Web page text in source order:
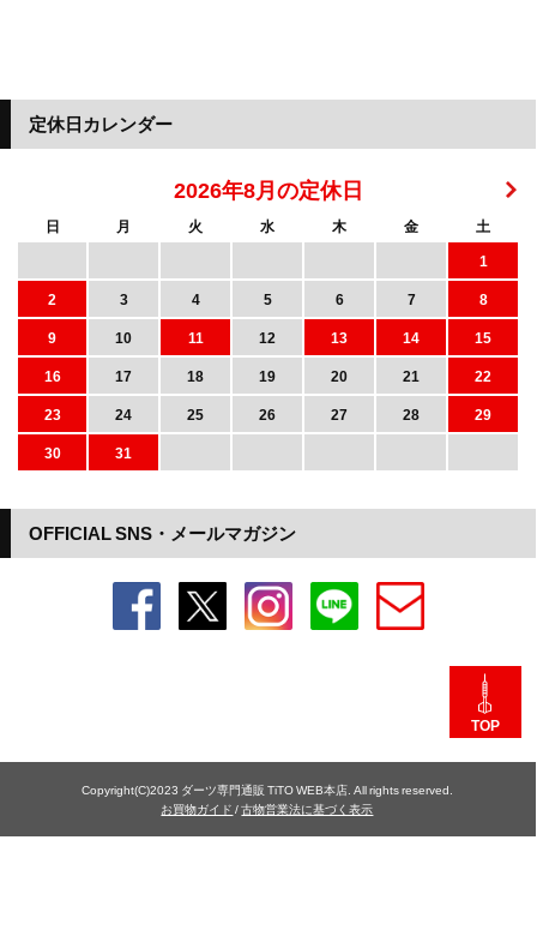
OFFICIAL SNS・メールマガジン
定休日カレンダー
2026年8月の定休日
日 月 火 水 木 金
土
1
2
3 4 5 6 7
8
9
10 11 12 13 14
15
16
17 18 19 20 21
22
23
24 25 26 27 28
29
30
31
TOP
Copyright(C)2023 ダーツ専門通販 TiTO WEB本店. All rights reserved.
お買物ガイド /古物営業法に基づく表示